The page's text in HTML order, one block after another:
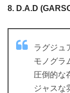
8. D.A.D
ラグジュ
モノグラ
圧倒的な
ジャスな